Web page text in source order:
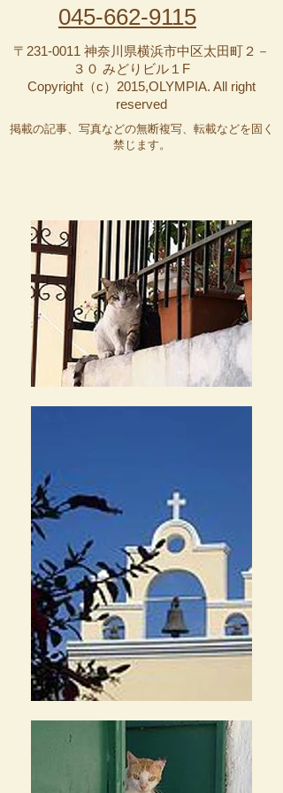
045-662-9115
〒231-0011 神奈川県横浜市中区太田町２－
３０ みどりビル１F
Copyright（c）2015,OLYMPIA. All right
reserved
掲載の記事、写真などの無断複写、転載などを固く
禁じます。